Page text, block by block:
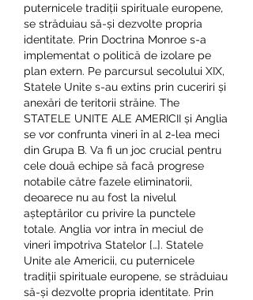
puternicele tradiții spirituale europene,
se străduiau să-și dezvolte propria
identitate. Prin Doctrina Monroe s-a
implementat o politică de izolare pe
plan extern. Pe parcursul secolului XIX,
Statele Unite s-au extins prin cuceriri și
anexări de teritorii străine. The
STATELE UNITE ALE AMERICII și Anglia
se vor confrunta vineri în al 2-lea meci
din Grupa B. Va fi un joc crucial pentru
cele două echipe să facă progrese
notabile către fazele eliminatorii,
deoarece nu au fost la nivelul
așteptărilor cu privire la punctele
totale. Anglia vor intra în meciul de
vineri împotriva Statelor […]. Statele
Unite ale Americii, cu puternicele
tradiții spirituale europene, se străduiau
să-și dezvolte propria identitate. Prin